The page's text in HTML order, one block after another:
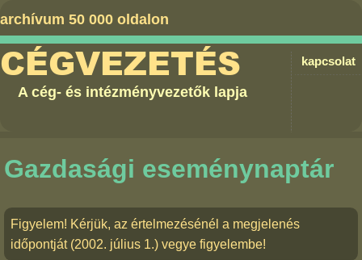
archívum 50 000 oldalon
kapcsolat
CÉGVEZETÉS
A cég- és intézményvezetők lapja
Gazdasági eseménynaptár
Figyelem! Kérjük, az értelmezésénél a megjelenés
időpontját (2002. július 1.) vegye figyelembe!